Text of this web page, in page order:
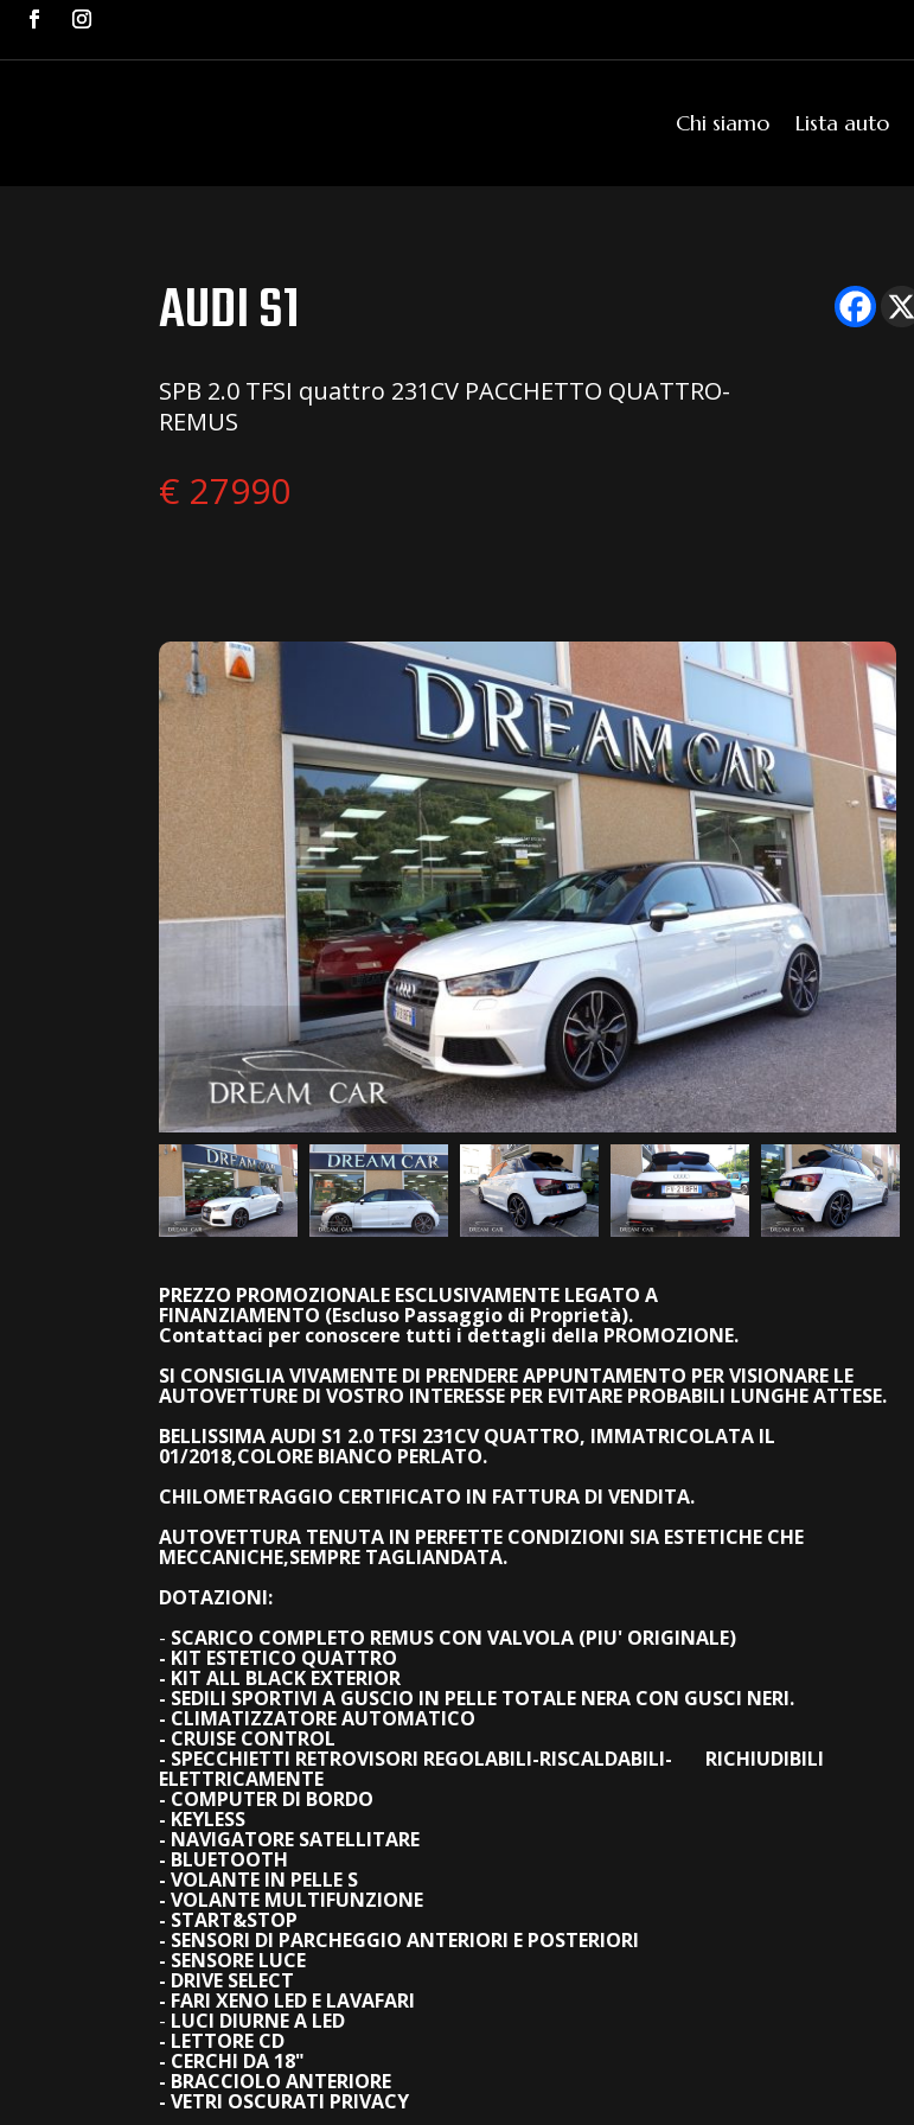
Chi siamo Lista auto
AUDI S1
SPB 2.0 TFSI quattro 231CV PACCHETTO QUATTRO-
REMUS
€ 27990
PREZZO PROMOZIONALE ESCLUSIVAMENTE LEGATO A
FINANZIAMENTO (Escluso Passaggio di Proprietà).
Contattaci per conoscere tutti i dettagli della PROMOZIONE.
SI CONSIGLIA VIVAMENTE DI PRENDERE APPUNTAMENTO PER VISIONARE LE
AUTOVETTURE DI VOSTRO INTERESSE PER EVITARE PROBABILI LUNGHE ATTESE.
BELLISSIMA AUDI S1 2.0 TFSI 231CV QUATTRO, IMMATRICOLATA IL
01/2018,COLORE BIANCO PERLATO.
CHILOMETRAGGIO CERTIFICATO IN FATTURA DI VENDITA.
AUTOVETTURA TENUTA IN PERFETTE CONDIZIONI SIA ESTETICHE CHE
MECCANICHE,SEMPRE TAGLIANDATA.
DOTAZIONI:
- SCARICO COMPLETO REMUS CON VALVOLA (PIU' ORIGINALE)
- KIT ESTETICO QUATTRO
- KIT ALL BLACK EXTERIOR
- SEDILI SPORTIVI A GUSCIO IN PELLE TOTALE NERA CON GUSCI NERI.
- CLIMATIZZATORE AUTOMATICO
- CRUISE CONTROL
- SPECCHIETTI RETROVISORI REGOLABILI-RISCALDABILI- RICHIUDIBILI
ELETTRICAMENTE
- COMPUTER DI BORDO
- KEYLESS
- NAVIGATORE SATELLITARE
- BLUETOOTH
- VOLANTE IN PELLE S
- VOLANTE MULTIFUNZIONE
- START&STOP
- SENSORI DI PARCHEGGIO ANTERIORI E POSTERIORI
- SENSORE LUCE
- DRIVE SELECT
- FARI XENO LED E LAVAFARI
- LUCI DIURNE A LED
- LETTORE CD
- CERCHI DA 18"
- BRACCIOLO ANTERIORE
- VETRI OSCURATI PRIVACY